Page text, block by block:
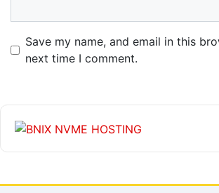
Name
Email
Website
Save my name, and email in this
next time I comment.